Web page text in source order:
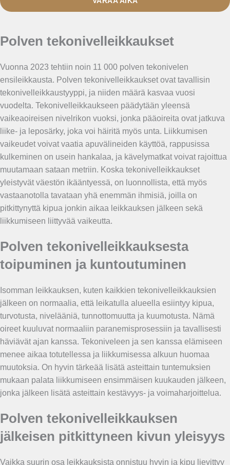
Polven tekonivelleikkaukset
Vuonna 2023 tehtiin noin 11 000 polven tekonivelen
ensileikkausta. Polven tekonivelleikkaukset ovat tavallisin
tekonivelleikkaustyyppi, ja niiden määrä kasvaa vuosi
vuodelta. Tekonivelleikkaukseen päädytään yleensä
vaikeaoireisen nivelrikon vuoksi, jonka pääoireita ovat jatkuva
liike- ja leposärky, joka voi häiritä myös unta. Liikkumisen
vaikeudet voivat vaatia apuvälineiden käyttöä, rappusissa
kulkeminen on usein hankalaa, ja kävelymatkat voivat rajoittua
muutamaan sataan metriin. Koska tekonivelleikkaukset
yleistyvät väestön ikääntyessä, on luonnollista, että myös
vastaanotolla tavataan yhä enemmän ihmisiä, joilla on
pitkittynyttä kipua jonkin aikaa leikkauksen jälkeen sekä
liikkumiseen liittyvää vaikeutta.
Polven tekonivelleikkauksesta
toipuminen ja kuntoutuminen
Isomman leikkauksen, kuten kaikkien tekonivelleikkauksien
jälkeen on normaalia, että leikatulla alueella esiintyy kipua,
turvotusta, nivelääniä, tunnottomuutta ja kuumotusta. Nämä
oireet kuuluvat normaaliin paranemisprosessiin ja tavallisesti
häviävät ajan kanssa. Tekoniveleen ja sen kanssa elämiseen
menee aikaa totutellessa ja liikkumisessa alkuun huomaa
muutoksia. On hyvin tärkeää lisätä asteittain tuntemuksien
mukaan palata liikkumiseen ensimmäisen kuukauden jälkeen,
jonka jälkeen lisätä asteittain kestävyys- ja voimaharjoittelua.
Polven tekonivelleikkauksen
jälkeisen pitkittyneen kivun yleisyys
Vaikka suurin osa leikkauksista onnistuu hyvin ja kipu lievittyy